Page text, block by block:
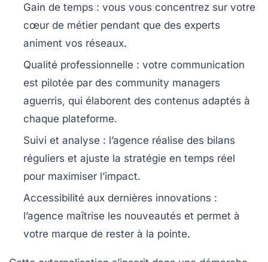
Gain de temps : vous vous concentrez sur votre
cœur de métier pendant que des experts
animent vos réseaux.
Qualité professionnelle : votre communication
est pilotée par des community managers
aguerris, qui élaborent des contenus adaptés à
chaque plateforme.
Suivi et analyse : l’agence réalise des bilans
réguliers et ajuste la stratégie en temps réel
pour maximiser l’impact.
Accessibilité aux dernières innovations :
l’agence maîtrise les nouveautés et permet à
votre marque de rester à la pointe.